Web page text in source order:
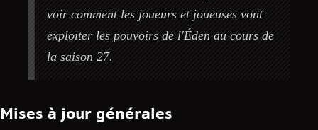
voir comment les joueurs et joueuses vont
exploiter les pouvoirs de l'Éden au cours de
la saison 27.
Mises à jour générales